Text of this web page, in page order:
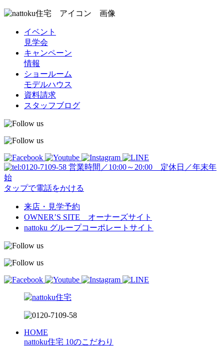
イベント
見学会
キャンペーン
情報
ショールーム
モデルハウス
資料請求
スタッフブログ
営業時間／10:00～20:00 定休日／年末年
始
タップで電話をかける
来店・見学予約
OWNER’S SITE オーナーズサイト
nattoku グループコーポレートサイト
HOME
nattoku住宅 10のこだわり